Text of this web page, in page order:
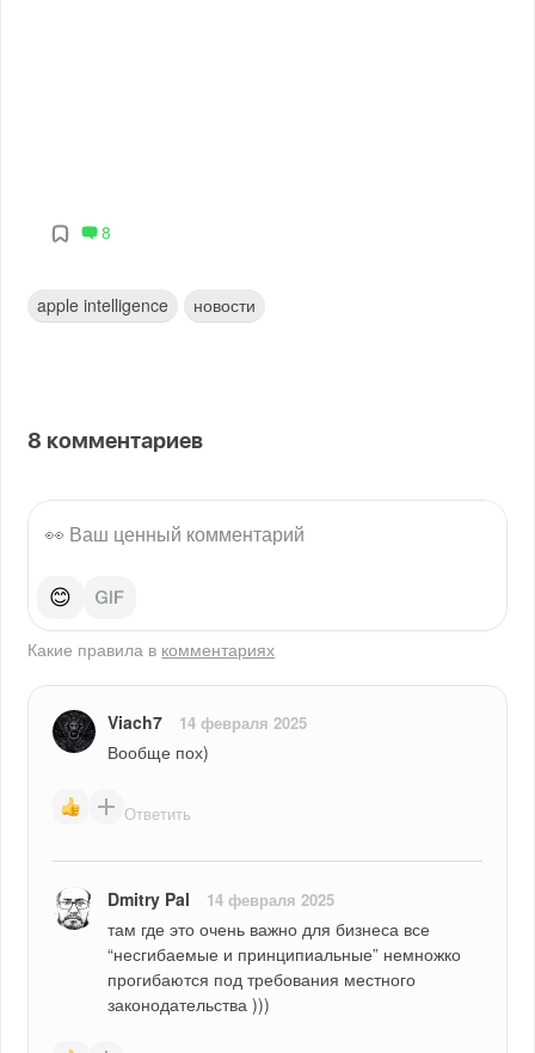
8
apple intelligence новости
8 комментариев
😊
Какие правила в комментариях
Viach7 14 февраля 2025
Вообще пох)
Ответить
Dmitry Pal 14 февраля 2025
там где это очень важно для бизнеса все
“несгибаемые и принципиальные” немножко
прогибаются под требования местного
законодательства )))